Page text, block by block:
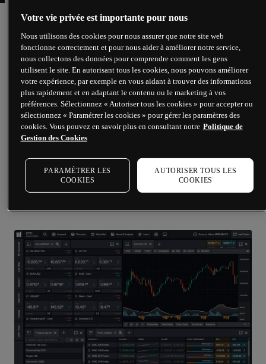
Exécution avancée des ordres
Outils graphiques avancés
Scanner de reconnaissance de figures
Analyse du sentiment de marché
Testez un compte demo
En savoir plus
Votre vie privée est importante pour nous
Nous utilisons des cookies pour nous assurer que notre site web
fonctionne correctement et pour nous aider à améliorer notre service,
nous collectons des données pour comprendre comment les gens
utilisent le site. En autorisant tous les cookies, nous pouvons améliorer
votre expérience, par exemple en vous aidant à trouver des informations
plus rapidement et en adaptant le contenu ou le marketing à vos
préférences. Sélectionnez « Autoriser tous les cookies » pour accepter ou
sélectionnez « Paramétrer les cookies » pour gérer les paramètres des
cookies. Vous pouvez en savoir plus en consultant notre Politique de
Gestion des Cookies
PARAMÉTRER LES
COOKIES
AUTORISER TOUS LES
COOKIES